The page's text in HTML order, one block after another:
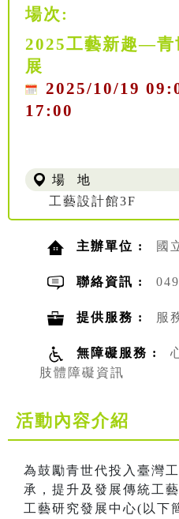
場次:
2025工藝新趣—青
展
2025/10/19
17:00
場 地
工藝設計館3F
主辦單位 : 國
聯絡資訊 :
提供服務 : 服
無障礙服務 :
肢體障礙資訊
活動內容介紹
為鼓勵青世代投入臺灣
承，提升及發展傳統工
工藝研究發展中心(以下